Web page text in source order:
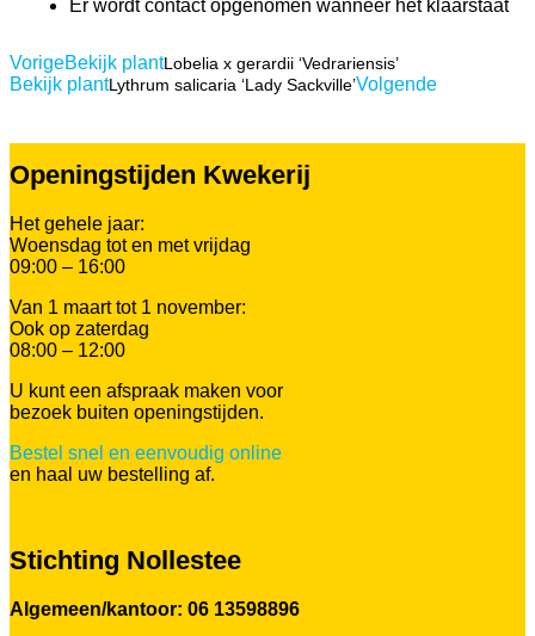
Er wordt contact opgenomen wanneer het klaarstaat
VorigeBekijk plantLobelia x gerardii ‘Vedrariensis’
Bekijk plantLythrum salicaria ‘Lady Sackville’Volgende
Openingstijden Kwekerij
Het gehele jaar:
Woensdag tot en met vrijdag
09:00 – 16:00
Van 1 maart tot 1 november:
Ook op zaterdag
08:00 – 12:00
U kunt een afspraak maken voor
bezoek buiten openingstijden.
Bestel snel en eenvoudig online
en haal uw bestelling af.
Stichting Nollestee
Algemeen/kantoor: 06 13598896